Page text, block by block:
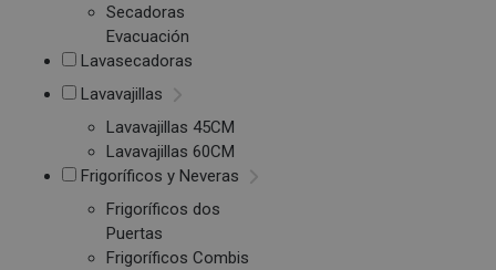
Secadoras
Evacuación
Lavasecadoras
Lavavajillas
Lavavajillas 45CM
Lavavajillas 60CM
Frigoríficos y Neveras
Frigoríficos dos
Puertas
Frigoríficos Combis